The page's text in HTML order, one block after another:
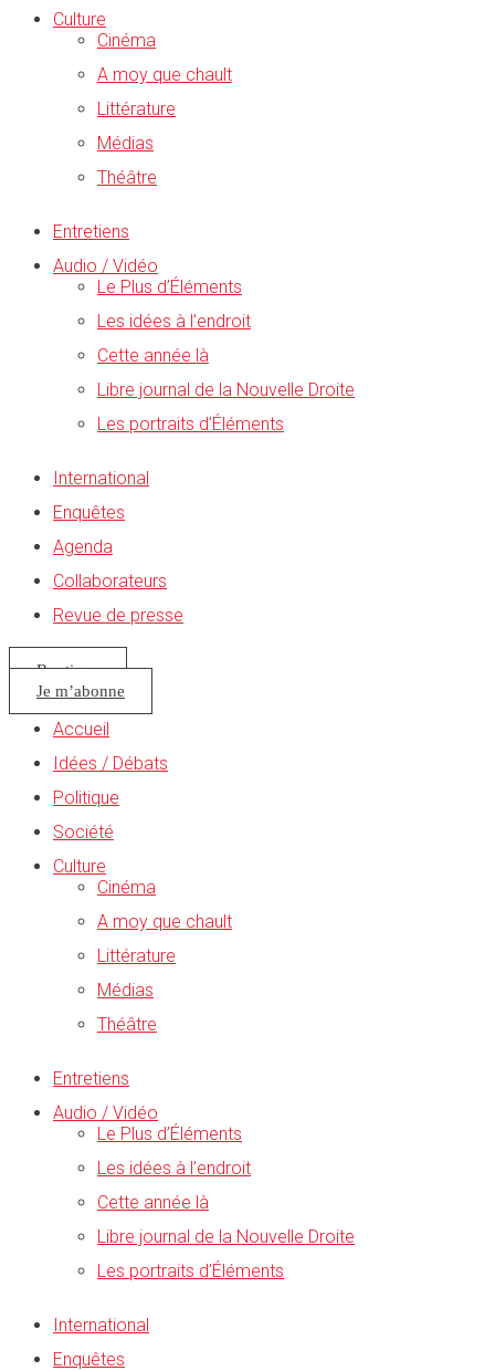
Culture
Cinéma
A moy que chault
Littérature
Médias
Théâtre
Entretiens
Audio / Vidéo
Le Plus d’Éléments
Les idées à l’endroit
Cette année là
Libre journal de la Nouvelle Droite
Les portraits d’Éléments
International
Enquêtes
Agenda
Collaborateurs
Revue de presse
Boutique
Je m’abonne
Accueil
Idées / Débats
Politique
Société
Culture
Cinéma
A moy que chault
Littérature
Médias
Théâtre
Entretiens
Audio / Vidéo
Le Plus d’Éléments
Les idées à l’endroit
Cette année là
Libre journal de la Nouvelle Droite
Les portraits d’Éléments
International
Enquêtes